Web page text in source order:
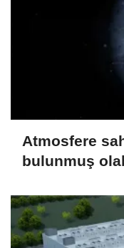
Atmosfere
bulunmuş